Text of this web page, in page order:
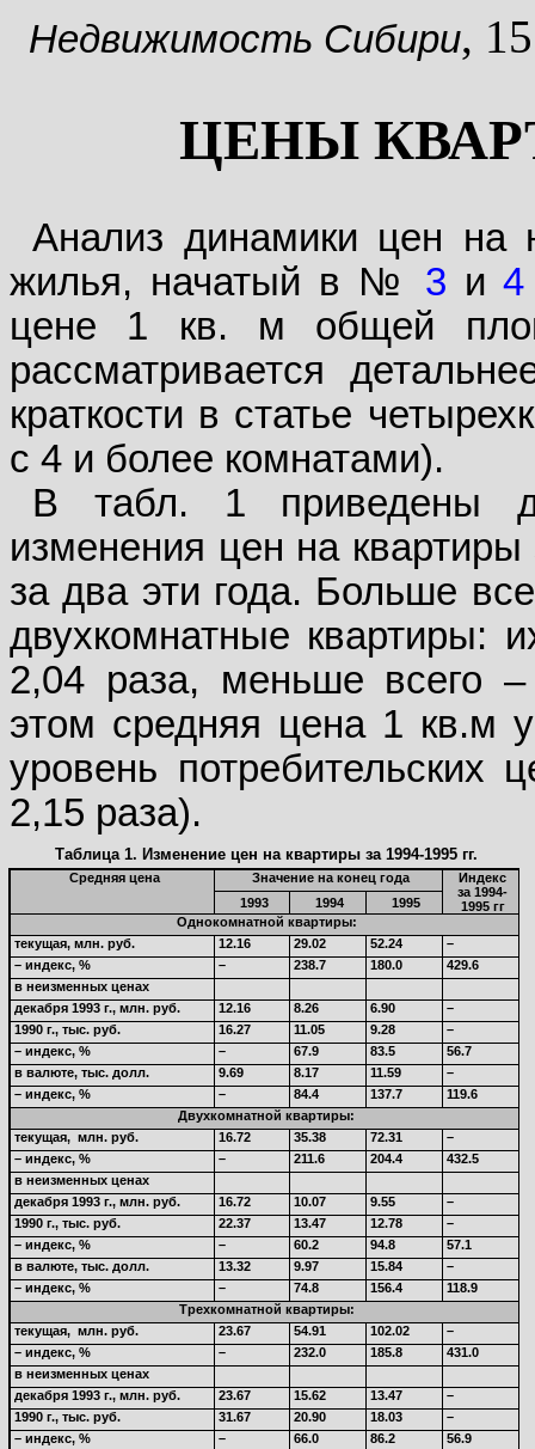
Недвижимость Сибири,
ЦЕНЫ
Анализ динамики цен на
жилья, начатый в № 3 и4
цене 1 кв. м общей
рассматривается
краткости в статье
с 4 и более комнатами).
В табл. 1 приведены
изменения цен на
за два эти года. Больше
двухкомнатные квартиры:
2,04 раза, меньше всего
этом средняя цена 1 кв.м
уровень потребительских
2,15 раза).
Таблица 1. Изменение цен на квартиры за 1994-1995 гг.
Средняя цена Значение на конец года
Индекс
за 1994-
1995 гг
1993 1994
1995
Однокомнатной квартиры:
текущая, млн. руб.
12.16 29.02 52.24
–
– индекс, %
– 238.7 180.0
429.6
в неизменных ценах
декабря 1993 г., млн. руб.
12.16 8.26 6.90
–
1990 г., тыс. руб.
16.27 11.05 9.28
–
– индекс, %
– 67.9 83.5
56.7
в валюте, тыс. долл.
9.69 8.17 11.59
–
– индекс, %
– 84.4 137.7
119.6
Двухкомнатной квартиры:
текущая, млн. руб. 16.72 35.38 72.31
–
– индекс, %
– 211.6 204.4
432.5
в неизменных ценах
декабря 1993 г., млн. руб.
16.72 10.07 9.55
–
1990 г., тыс. руб.
22.37 13.47 12.78
–
– индекс, %
– 60.2 94.8
57.1
в валюте, тыс. долл.
13.32 9.97 15.84
–
– индекс, %
– 74.8 156.4
118.9
Трехкомнатной квартиры:
текущая, млн. руб. 23.67 54.91 102.02
–
– индекс, %
– 232.0 185.8
431.0
в неизменных ценах
декабря 1993 г., млн. руб.
23.67 15.62 13.47
–
1990 г., тыс. руб.
31.67 20.90 18.03
–
– индекс, %
– 66.0 86.2
56.9